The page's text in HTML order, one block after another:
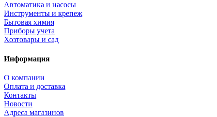
Автоматика и насосы
Инструменты и крепеж
Бытовая химия
Приборы учета
Хозтовары и сад
Информация
О компании
Оплата и доставка
Контакты
Новости
Адреса магазинов